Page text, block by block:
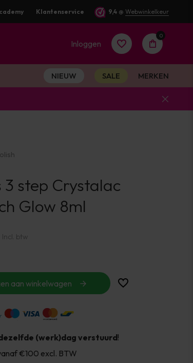
werkdag verstuurd
Klantenservice 9,4 @ Webwinkelkeur
Inloggen
Account
aanmaken
0
NIEUW SALE MERKEN
step Crystalac
Glow 8ml
Incl. btw
aan winkelwagen
(werk)dag verstuurd!
€100 excl. BTW